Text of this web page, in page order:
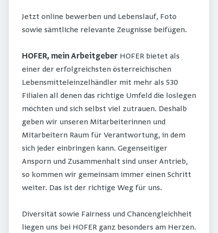
Jetzt online bewerben und Lebenslauf, Foto
sowie sämtliche relevante Zeugnisse beifügen.
HOFER, mein Arbeitgeber HOFER bietet als
einer der erfolgreichsten österreichischen
Lebensmitteleinzelhändler mit mehr als 530
Filialen all denen das richtige Umfeld die loslegen
möchten und sich selbst viel zutrauen. Deshalb
geben wir unseren Mitarbeiterinnen und
Mitarbeitern Raum für Verantwortung, in dem
sich jeder einbringen kann. Gegenseitiger
Ansporn und Zusammenhalt sind unser Antrieb,
so kommen wir gemeinsam immer einen Schritt
weiter. Das ist der richtige Weg für uns.
Diversität sowie Fairness und Chancengleichheit
liegen uns bei HOFER ganz besonders am Herzen.